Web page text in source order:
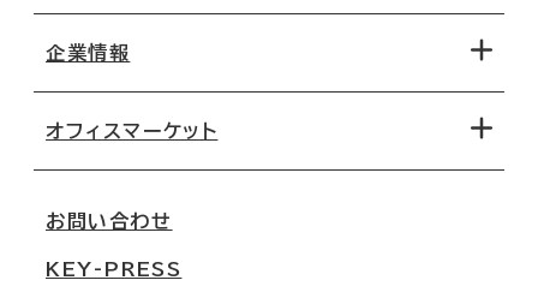
地図から探す
路線・駅から探す
移転コストシミュレーション
移転スケジュール
オフィス移転Q&A
企業情報
オフィスマーケット
大阪
お問い合わせ
KEY-PRESS